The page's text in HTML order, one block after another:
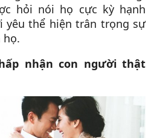
hỏi nói họ cực kỳ hạnh
yêu thể hiện trân trọng sự
họ.
nhận con người thật